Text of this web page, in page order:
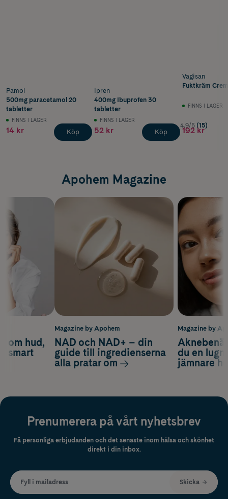
Pamol
500mg paracetamol 20
tabletter
FINNS I LAGER
14 kr Köp
Ipren
400mg Ibuprofen 30
tabletter
FINNS I LAGER
52 kr Köp
Vagisan
Fuktkräm
FINNS I LAGER
4.9/5 (15)
192 kr
Apohem Magazine
Magazine by
du en
jämnare
om hud,
smart
Magazine by Apohem
NAD och NAD+ – din
guide till ingredienserna
alla pratar om
Prenumerera på vårt nyhetsbrev
Få personliga erbjudanden och det senaste inom hälsa och skönhet
direkt i din inbox.
Fyll i mailadress Skicka